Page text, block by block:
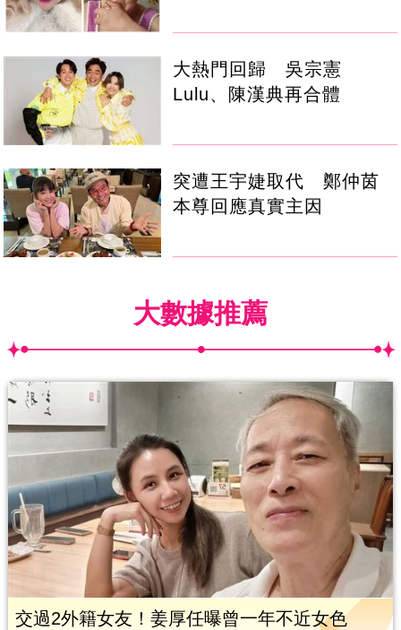
大熱門回歸 吳宗憲
Lulu、陳漢典再合體
突遭王宇婕取代 鄭仲茵
本尊回應真實主因
大數據推薦
交過2外籍女友！姜厚任曝曾一年不近女色